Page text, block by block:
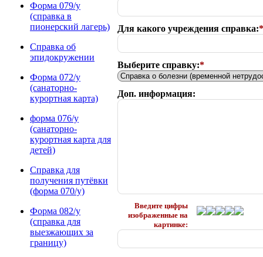
Форма 079/у
(справка в
пионерский лагерь)
Справка об
эпидокружении
Форма 072/у
(санаторно-
курортная карта)
форма 076/у
(санаторно-
курортная карта для
детей)
Справка для
получения путёвки
(форма 070/у)
Форма 082/у
(справка для
выезжающих за
границу)
Для какого учреждения справка:*
Выберите справку:*
Доп. информация:
Введите цифры
изображенные на
картинке: